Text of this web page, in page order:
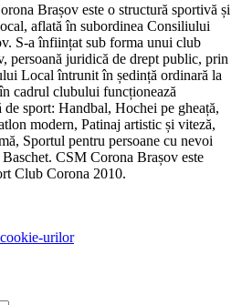
Brașov este o structură sportivă și
aflată în subordinea Consiliului
S-a înființat sub forma unui club
persoană juridică de drept public, prin
Local întrunit în ședință ordinară la
cadrul clubului funcționează
de sport: Handbal, Hochei pe gheață,
modern, Patinaj artistic și viteză,
Sportul pentru persoane cu nevoi
CSM Corona Brașov este
Club Corona 2010.
urilor